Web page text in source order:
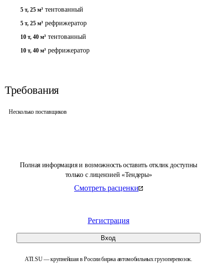
Полная информация и возможность оставить отклик доступны
только с лицензией «Тендеры»
Смотреть расценки
Регистрация
Вход
ATI.SU — крупнейшая в России биржа автомобильных грузоперевозок.
5 т, 25 м³ тентованный
5 т, 25 м³ рефрижератор
10 т, 40 м³ тентованный
10 т, 40 м³ рефрижератор
Требования
Несколько поставщиков